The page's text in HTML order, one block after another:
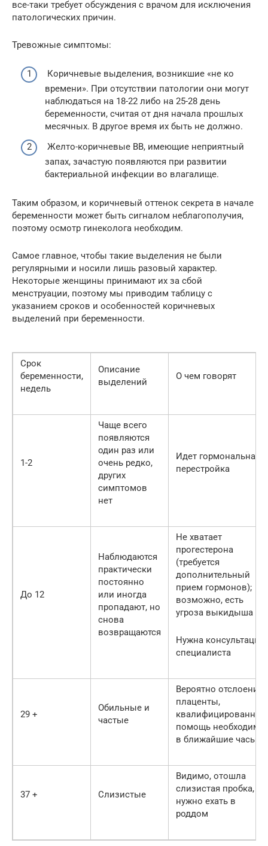
все-таки требует обсуждения с врачом для исключения
патологических причин.
Тревожные симптомы:
Коричневые выделения, возникшие «не ко
времени». При отсутствии патологии они могут
наблюдаться на 18-22 либо на 25-28 день
беременности, считая от дня начала прошлых
месячных. В другое время их быть не должно.
Желто-коричневые ВВ, имеющие неприятный
запах, зачастую появляются при развитии
бактериальной инфекции во влагалище.
Таким образом, и коричневый оттенок секрета в начале
беременности может быть сигналом неблагополучия,
поэтому осмотр гинеколога необходим.
Самое главное, чтобы такие выделения не были
регулярными и носили лишь разовый характер.
Некоторые женщины принимают их за сбой
менструации, поэтому мы приводим таблицу с
указанием сроков и особенностей коричневых
выделений при беременности.
Срок
беременности,
недель
Описание
выделений
О чем говорят
1-2
Чаще всего
появляются
один раз или
очень редко,
других
симптомов
нет
Идет гормональная
перестройка
До 12
Наблюдаются
практически
постоянно
или иногда
пропадают, но
снова
возвращаются
Не хватает
прогестерона
(требуется
дополнительный
прием гормонов);
возможно, есть
угроза выкидыша
Нужна консультация
специалиста
29 +
Обильные и
частые
Вероятно отслоение
плаценты,
квалифицированная
помощь необходима
в ближайшие часы
37 + Слизистые
Видимо, отошла
слизистая пробка, и
нужно ехать в
роддом